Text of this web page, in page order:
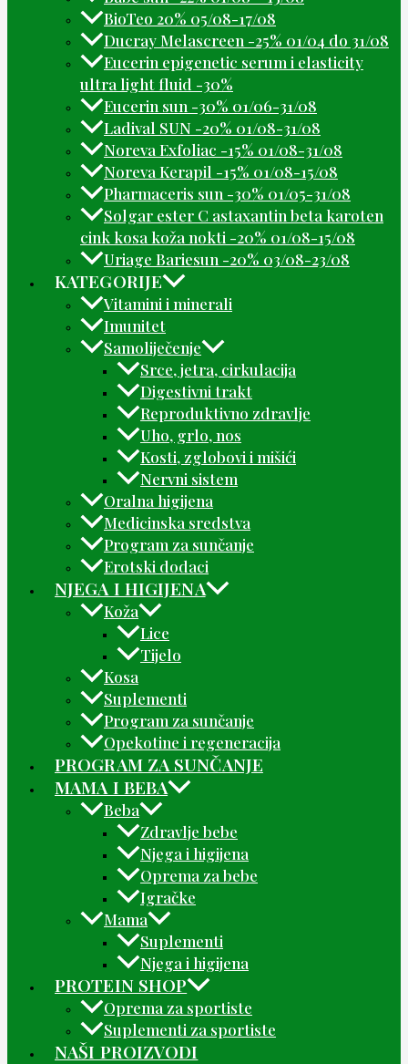
BioTeo 20% 05/08-17/08
Ducray Melascreen -25% 01/04 do 31/08
Eucerin epigenetic serum i elasticity
ultra light fluid -30%
Eucerin sun -30% 01/06-31/08
Ladival SUN -20% 01/08-31/08
Noreva Exfoliac -15% 01/08-31/08
Noreva Kerapil -15% 01/08-15/08
Pharmaceris sun -30% 01/05-31/08
Solgar ester C astaxantin beta karoten
cink kosa koža nokti -20% 01/08-15/08
Uriage Bariesun -20% 03/08-23/08
KATEGORIJE
Vitamini i minerali
Imunitet
Samoliječenje
Srce, jetra, cirkulacija
Digestivni trakt
Reproduktivno zdravlje
Uho, grlo, nos
Kosti, zglobovi i mišići
Nervni sistem
Oralna higijena
Medicinska sredstva
Program za sunčanje
Erotski dodaci
NJEGA I HIGIJENA
Koža
Lice
Tijelo
Kosa
Suplementi
Program za sunčanje
Opekotine i regeneracija
PROGRAM ZA SUNČANJE
MAMA I BEBA
Beba
Zdravlje bebe
Njega i higijena
Oprema za bebe
Igračke
Mama
Suplementi
Njega i higijena
PROTEIN SHOP
Oprema za sportiste
Suplementi za sportiste
NAŠI PROIZVODI